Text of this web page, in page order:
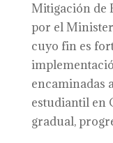
Mitigación de
por el
cuyo fin es
encaminadas
estudiantil en
gradual,